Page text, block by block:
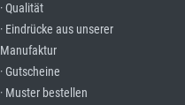
· Qualität
· Eindrücke aus unserer
Manufaktur
· Gutscheine
· Muster bestellen